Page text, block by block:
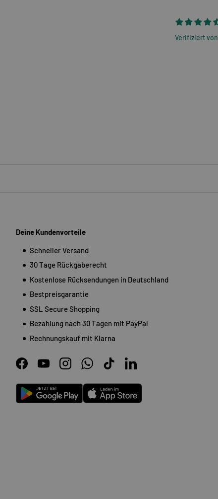
Verifiziert von
Deine Kundenvorteile
Schneller Versand
30 Tage Rückgaberecht
Kostenlose Rücksendungen in Deutschland
Bestpreisgarantie
SSL Secure Shopping
Bezahlung nach 30 Tagen mit PayPal
Rechnungskauf mit Klarna
FacebookYouTubeInstagramWhatsAppTikTokLinkedIn
Android App Store